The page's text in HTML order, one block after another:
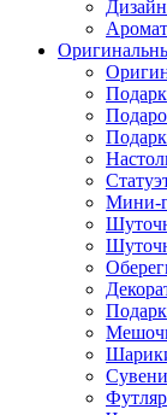
Мини-